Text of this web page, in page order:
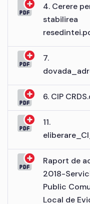
4. Cerere
stabilirea
7.
6. CIP
11.
Raport de
2018-
Public
Local de